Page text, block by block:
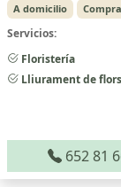
A domicilio
Servicios:
Floristería
Lliurament de flors
652 81